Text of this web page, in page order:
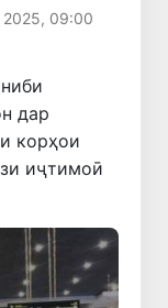
2025, 09:00
дар
корҳои
иҷтимоӣ